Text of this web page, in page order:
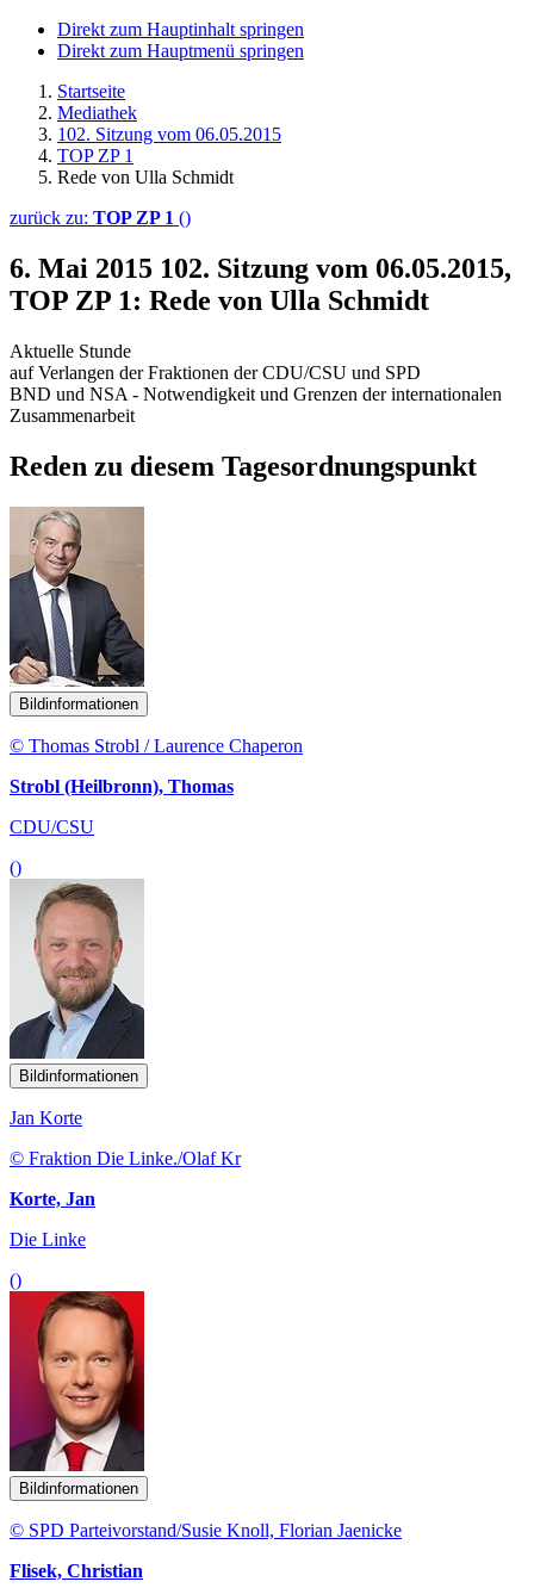
Direkt zum Hauptinhalt springen
Direkt zum Hauptmenü springen
Startseite
Mediathek
102. Sitzung vom 06.05.2015
TOP ZP 1
Rede von Ulla Schmidt
zurück zu: TOP ZP 1 ()
6. Mai 2015 102. Sitzung vom 06.05.2015,
TOP ZP 1: Rede von Ulla Schmidt
Aktuelle Stunde
auf Verlangen der Fraktionen der CDU/CSU und SPD
BND und NSA - Notwendigkeit und Grenzen der internationalen
Zusammenarbeit
Reden zu diesem Tagesordnungspunkt
Bildinformationen
© Thomas Strobl / Laurence Chaperon
Strobl (Heilbronn), Thomas
CDU/CSU
()
Bildinformationen
Jan Korte
© Fraktion Die Linke./Olaf Kr
Korte, Jan
Die Linke
()
Bildinformationen
© SPD Parteivorstand/Susie Knoll, Florian Jaenicke
Flisek, Christian